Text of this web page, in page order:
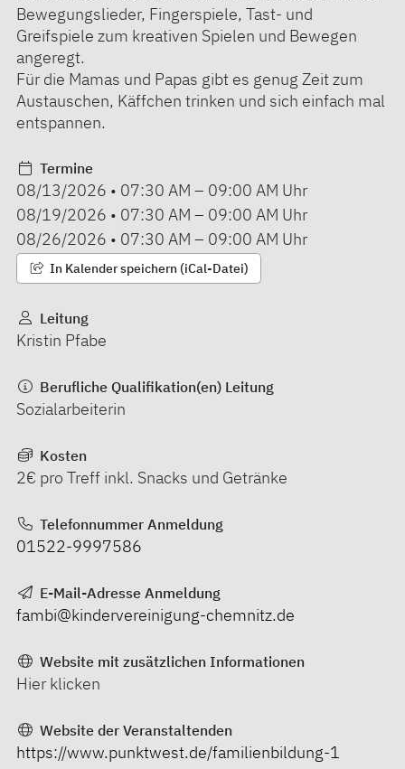
Bewegungslieder, Fingerspiele, Tast- und
Greifspiele zum kreativen Spielen und Bewegen
angeregt.
Für die Mamas und Papas gibt es genug Zeit zum
Austauschen, Käffchen trinken und sich einfach mal
entspannen.
Termine
08/13/2026 • 07:30 AM – 09:00 AM Uhr
08/19/2026 • 07:30 AM – 09:00 AM Uhr
08/26/2026 • 07:30 AM – 09:00 AM Uhr
In Kalender speichern (iCal-Datei)
Leitung
Kristin Pfabe
Berufliche Qualifikation(en) Leitung
Sozialarbeiterin
Kosten
2€ pro Treff inkl. Snacks und Getränke
Telefonnummer Anmeldung
01522-9997586
E-Mail-Adresse Anmeldung
fambi@kindervereinigung-chemnitz.de
Website mit zusätzlichen Informationen
Hier klicken
Website der Veranstaltenden
https://www.punktwest.de/familienbildung-1